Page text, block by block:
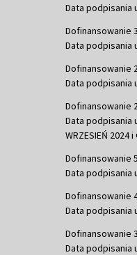
Data podpisania
Dofinansowanie
Data podpisania
Dofinansowanie
Data podpisania
Dofinansowanie
Data podpisania
WRZESIEŃ 2024 i
Dofinansowanie
Data podpisania
Dofinansowanie
Data podpisania
Dofinansowanie
Data podpisania